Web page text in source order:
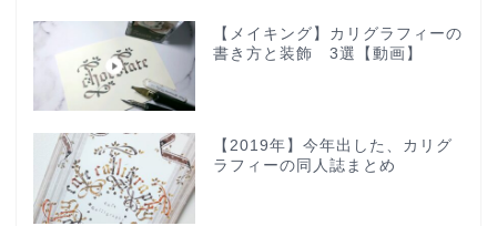
【メイキング】カリグラフィーの
書き方と装飾 3選【動画】
【2019年】今年出した、カリグ
ラフィーの同人誌まとめ